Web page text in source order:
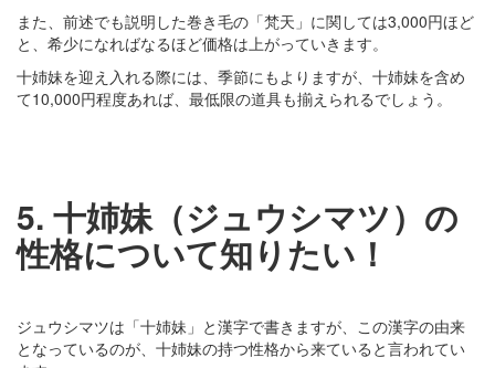
また、前述でも説明した巻き毛の「梵天」に関しては3,000円ほど
と、希少になればなるほど価格は上がっていきます。
十姉妹を迎え入れる際には、季節にもよりますが、十姉妹を含め
て10,000円程度あれば、最低限の道具も揃えられるでしょう。
5. 十姉妹（ジュウシマツ）の
性格について知りたい！
ジュウシマツは「十姉妹」と漢字で書きますが、この漢字の由来
となっているのが、十姉妹の持つ性格から来ていると言われてい